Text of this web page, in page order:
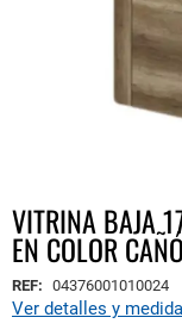
Saltar
al
comienzo
de
la
VITRINA BAJA
EN COLOR
Ver detalles y
REF: 04376001010024